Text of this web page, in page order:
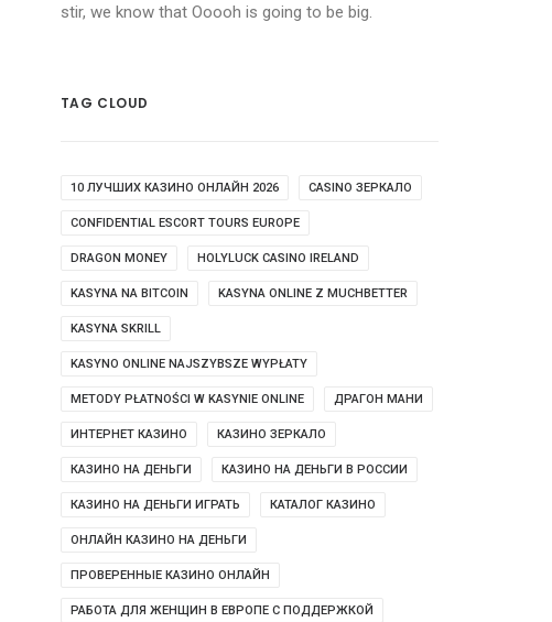
stir, we know that Ooooh is going to be big.
TAG CLOUD
10 ЛУЧШИХ КАЗИНО ОНЛАЙН 2026 CASINO ЗЕРКАЛО
CONFIDENTIAL ESCORT TOURS EUROPE
DRAGON MONEY HOLYLUCK CASINO IRELAND
KASYNA NA BITCOIN KASYNA ONLINE Z MUCHBETTER
KASYNA SKRILL
KASYNO ONLINE NAJSZYBSZE WYPŁATY
METODY PŁATNOŚCI W KASYNIE ONLINE ДРАГОН МАНИ
ИНТЕРНЕТ КАЗИНО КАЗИНО ЗЕРКАЛО
КАЗИНО НА ДЕНЬГИ КАЗИНО НА ДЕНЬГИ В РОССИИ
КАЗИНО НА ДЕНЬГИ ИГРАТЬ КАТАЛОГ КАЗИНО
ОНЛАЙН КАЗИНО НА ДЕНЬГИ
ПРОВЕРЕННЫЕ КАЗИНО ОНЛАЙН
РАБОТА ДЛЯ ЖЕНЩИН В ЕВРОПЕ С ПОДДЕРЖКОЙ